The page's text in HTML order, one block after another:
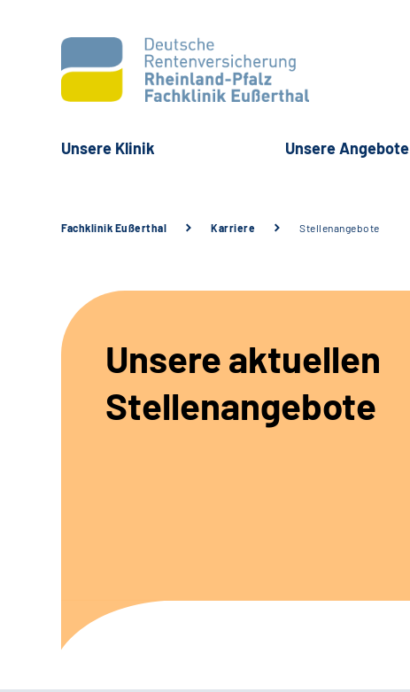
Unsere Klinik Unsere Angebote
Fachklinik Eußerthal Karriere Stellenangebote
Unsere aktuellen
Stellenangebote